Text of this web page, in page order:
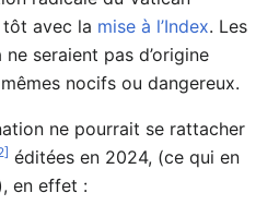
avec la mise à l’Index. Les
seraient pas d’origine
nocifs ou dangereux.
ne pourrait se rattacher
éditées en 2024, (ce qui en
en effet :